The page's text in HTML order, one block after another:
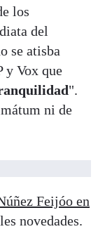
los
del
se atisba
y Vox que
".
ni de
Feijóo en
novedades.